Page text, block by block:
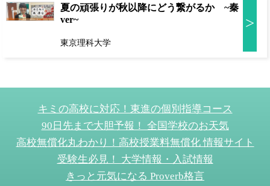
夏の頑張りが秋以降にどう繋がるか ~秦
ver~
東京理科大学
>
キミの高校に対応！東進の個別指導コース
90日先まで大胆予報！ 全国学校のお天気
高校無償化丸わかり！高校授業料無償化 情報サイト
受験生必見！ 大学情報・入試情報
きっと元気になる Proverb格言